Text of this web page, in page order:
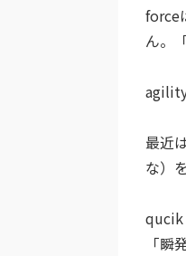
force
ん。
最近
な）
qucik
「瞬